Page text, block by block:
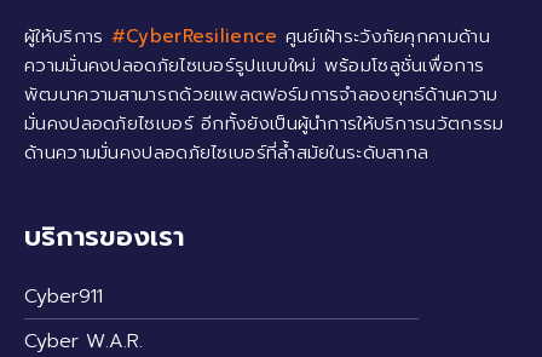
ผู้ให้บริการ #CyberResilience ศูนย์เฝ้าระวังภัยคุกคามด้าน
ความมั่นคงปลอดภัยไซเบอร์รูปแบบใหม่ พร้อมโซลูชั่นเพื่อการ
พัฒนาความสามารถด้วยแพลตฟอร์มการจำลองยุทธ์ด้านความ
มั่นคงปลอดภัยไซเบอร์ อีกทั้งยังเป็นผู้นำการให้บริการนวัตกรรม
ด้านความมั่นคงปลอดภัยไซเบอร์ที่ล้ำสมัยในระดับสากล
บริการของเรา
Cyber911
Cyber W.A.R.